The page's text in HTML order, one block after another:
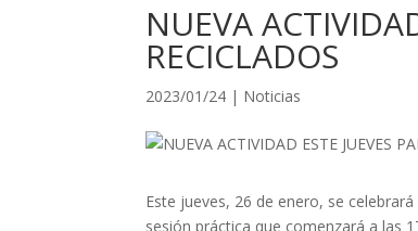
NUEVA
RECICLADOS
2023/01/24 | Noticias
Este jueves, 26 de enero, se
sesión práctica que comenzará a las